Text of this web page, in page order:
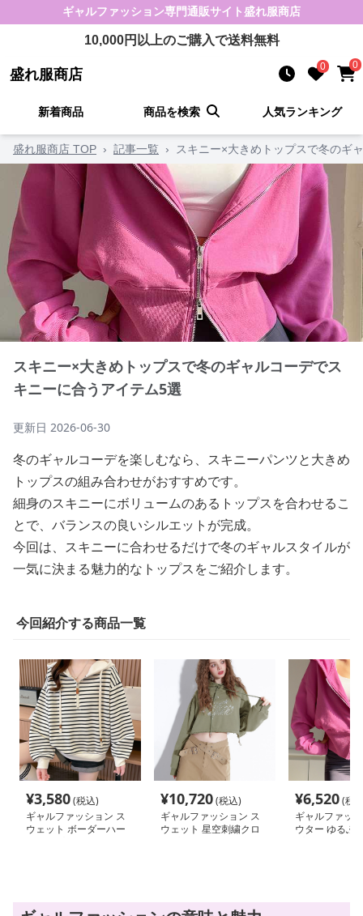
ギャルファッション専門通販サイト盛れ服商店
10,000円以上のご購入で送料無料
盛れ服商店 0 0
新着商品 商品を検索 人気ランキング
盛れ服商店 TOP › 記事一覧 › スキニー×大きめトップスで冬のギ
スキニー×大きめトップスで冬のギャルコーデでス
キニーに合うアイテム5選
更新日 2026-06-30
冬のギャルコーデを楽しむなら、スキニーパンツと大きめ
トップスの組み合わせがおすすめです。
細身のスキニーにボリュームのあるトップスを合わせるこ
とで、バランスの良いシルエットが完成。
今回は、スキニーに合わせるだけで冬のギャルスタイルが
一気に決まる魅力的なトップスをご紹介します。
今回紹介する商品一覧
¥3,580(税込)
ギャルファッション ス
ウェット ボーダーハー
¥10,720(税込)
ギャルファッション ス
ウェット 星空刺繍クロ
¥6,520(税
ギャルファッ
ウター ゆるふ